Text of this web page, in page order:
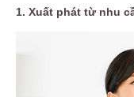
1. Xuất phát từ nhu